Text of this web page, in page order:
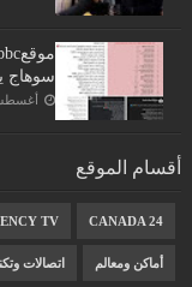
سوهاج
أغسطس 11,
أقسام الموقع
CANADA 24
TV
أماكن ومعالم اتصالات